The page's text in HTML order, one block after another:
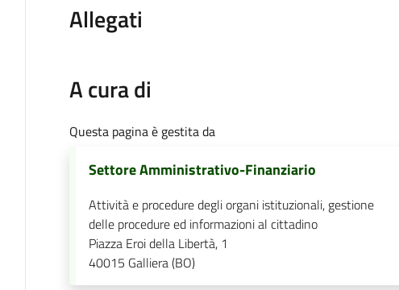
Allegati
A cura di
Questa pagina è gestita da
Settore Amministrativo-Finanziario
Attività e procedure degli organi istituzionali, gestione
delle procedure ed informazioni al cittadino
Piazza Eroi della Libertà, 1
40015 Galliera (BO)